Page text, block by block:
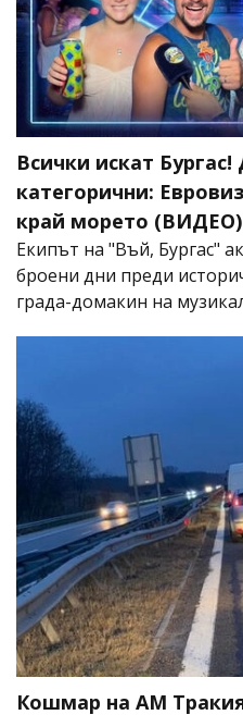
Всички искат
категорични:
край морето (ВИДЕО)
Екипът на "Въй, Бургас"
броени дни преди
града-домакин на
Кошмар на АМ